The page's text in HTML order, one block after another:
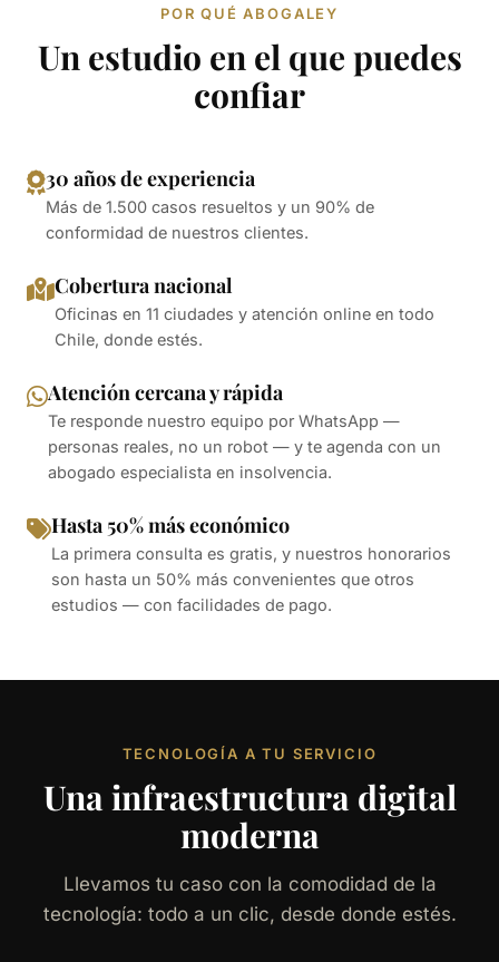
POR QUÉ ABOGALEY
Un estudio en el que puedes
confiar
30 años de experiencia
Más de 1.500 casos resueltos y un 90% de
conformidad de nuestros clientes.
Cobertura nacional
Oficinas en 11 ciudades y atención online en todo
Chile, donde estés.
Atención cercana y rápida
Te responde nuestro equipo por WhatsApp —
personas reales, no un robot — y te agenda con un
abogado especialista en insolvencia.
Hasta 50% más económico
La primera consulta es gratis, y nuestros honorarios
son hasta un 50% más convenientes que otros
estudios — con facilidades de pago.
TECNOLOGÍA A TU SERVICIO
Una infraestructura digital
moderna
Llevamos tu caso con la comodidad de la
tecnología: todo a un clic, desde donde estés.